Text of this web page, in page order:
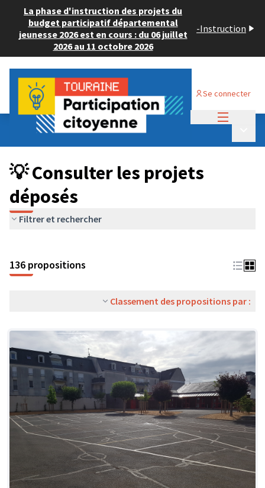
La phase d'instruction des projets du
budget participatif départemental
jeunesse 2026 est en cours : du 06 juillet
2026 au 11 octobre 2026
-Instruction
Se connecter
Budget Participatif JEUNESSE 2024
💡 Consulter les projets déposés
💡 Consulter les projets
déposés
Filtrer et rechercher
136 propositions
Classement des propositions par :